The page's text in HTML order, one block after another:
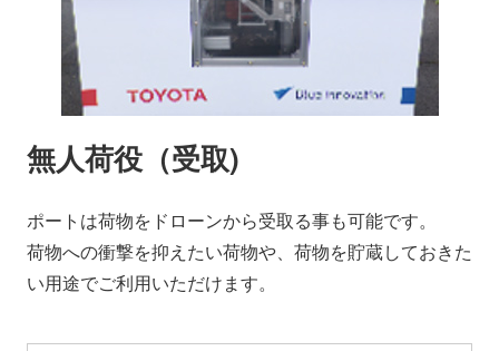
無人荷役（受取)
ポートは荷物をドローンから受取る事も可能です。
荷物への衝撃を抑えたい荷物や、荷物を貯蔵しておきた
い用途でご利用いただけます。